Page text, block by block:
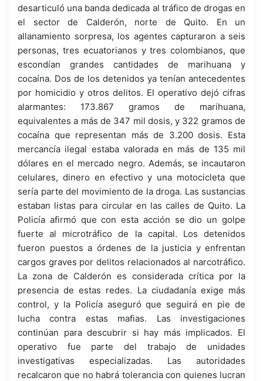
desarticuló una banda dedicada al tráfico de drogas en
el sector de Calderón, norte de Quito. En un
allanamiento sorpresa, los agentes capturaron a seis
personas, tres ecuatorianos y tres colombianos, que
escondían grandes cantidades de marihuana y
cocaína. Dos de los detenidos ya tenían antecedentes
por homicidio y otros delitos. El operativo dejó cifras
alarmantes: 173.867 gramos de marihuana,
equivalentes a más de 347 mil dosis, y 322 gramos de
cocaína que representan más de 3.200 dosis. Esta
mercancía ilegal estaba valorada en más de 135 mil
dólares en el mercado negro. Además, se incautaron
celulares, dinero en efectivo y una motocicleta que
sería parte del movimiento de la droga. Las sustancias
estaban listas para circular en las calles de Quito. La
Policía afirmó que con esta acción se dio un golpe
fuerte al microtráfico de la capital. Los detenidos
fueron puestos a órdenes de la justicia y enfrentan
cargos graves por delitos relacionados al narcotráfico.
La zona de Calderón es considerada crítica por la
presencia de estas redes. La ciudadanía exige más
control, y la Policía aseguró que seguirá en pie de
lucha contra estas mafias. Las investigaciones
continúan para descubrir si hay más implicados. El
operativo fue parte del trabajo de unidades
investigativas especializadas. Las autoridades
recalcaron que no habrá tolerancia con quienes lucran